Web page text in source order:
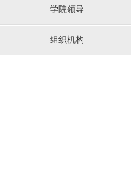
学院领导
组织机构